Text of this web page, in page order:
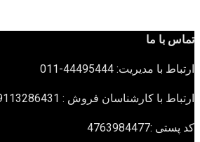
تماس با ما
ارتباط با مدیریت: 44495444-011
ارتباط با کارشناسان فروش : 09113286431
کد پستی :4763984477